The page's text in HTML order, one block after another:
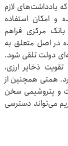
یادداشت‌های لازم
و امکان استفاده
مرکزی فراهم
در اصل متعلق به
دولت تلقی شود.
ذخایر ارزی،
همتی همچنین از
و پتروشیمی سخن
می‌تواند دسترسی